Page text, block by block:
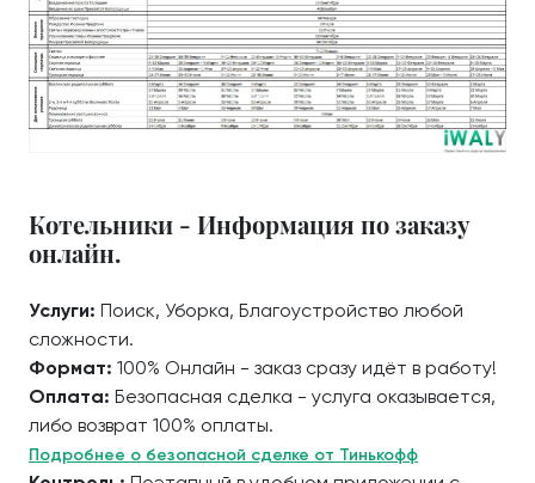
Котельники - Информация по заказу
онлайн.
Услуги: Поиск, Уборка, Благоустройство любой
сложности.
Формат: 100% Онлайн - заказ сразу идёт в работу!
Оплата: Безопасная сделка - услуга оказывается,
либо возврат 100% оплаты.
Подробнее о безопасной сделке от Тинькофф